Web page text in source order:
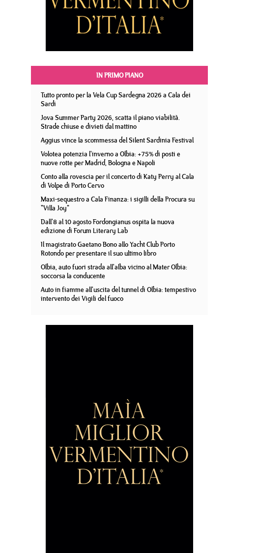
IN PRIMO PIANO
Tutto pronto per la Vela Cup Sardegna 2026 a Cala dei
Sardi
Jova Summer Party 2026, scatta il piano viabilità.
Strade chiuse e divieti dal mattino
Aggius vince la scommessa del Silent Sardinia Festival
Volotea potenzia l'inverno a Olbia: +75% di posti e
nuove rotte per Madrid, Bologna e Napoli
Conto alla rovescia per il concerto di Katy Perry al Cala
di Volpe di Porto Cervo
Maxi-sequestro a Cala Finanza: i sigilli della Procura su
"Villa Joy"
Dall'8 al 10 agosto Fordongianus ospita la nuova
edizione di Forum Literary Lab
Il magistrato Gaetano Bono allo Yacht Club Porto
Rotondo per presentare il suo ultimo libro
Olbia, auto fuori strada all'alba vicino al Mater Olbia:
soccorsa la conducente
Auto in fiamme all'uscita del tunnel di Olbia: tempestivo
intervento dei Vigili del fuoco